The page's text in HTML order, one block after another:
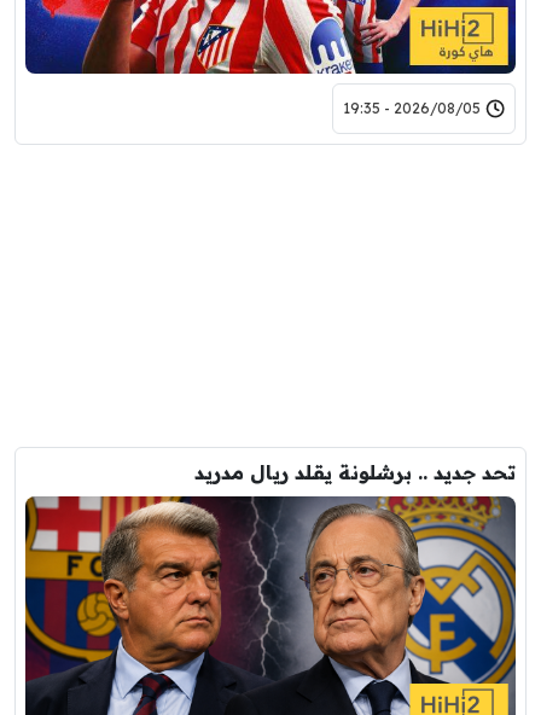
2026/08/05 - 19:35
تحد جديد .. برشلونة يقلد ريال مدريد